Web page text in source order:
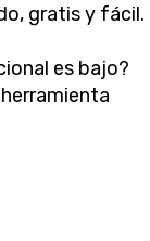
gratis y fácil.
es bajo?